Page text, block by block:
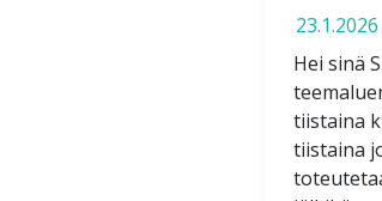
23.1.2026
Hei sinä
tiistaina
tiistaina